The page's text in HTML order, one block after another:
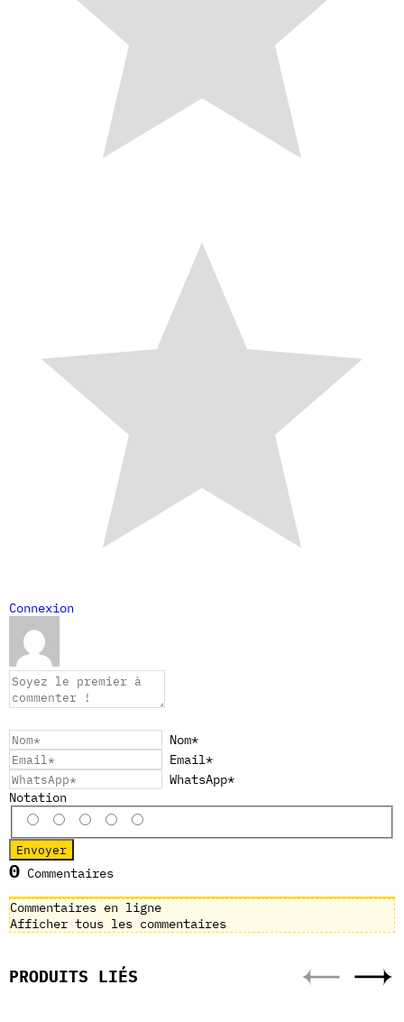
Connexion
Nom*
Email*
WhatsApp*
Notation
0 Commentaires
Commentaires en ligne
Afficher tous les commentaires
PRODUITS LIÉS